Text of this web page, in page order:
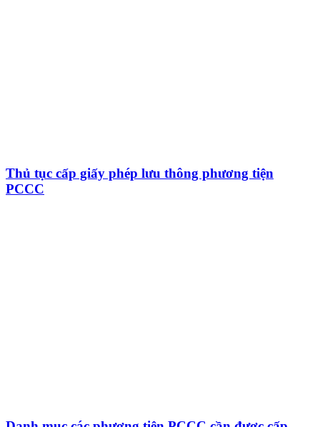
Thủ tục cấp giấy phép lưu thông phương tiện
PCCC